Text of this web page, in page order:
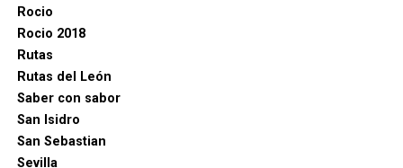
Rocio
Rocio 2018
Rutas
Rutas del León
Saber con sabor
San Isidro
San Sebastian
Sevilla